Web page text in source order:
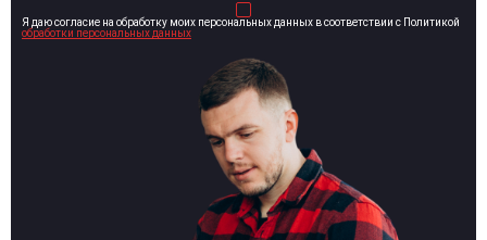
Я даю согласие на обработку моих персональных данных в соответствии с Политикой
обработки персональных данных